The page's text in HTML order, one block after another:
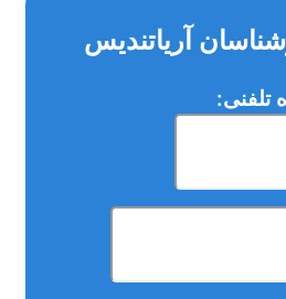
آریاتندیس
تلفنی: